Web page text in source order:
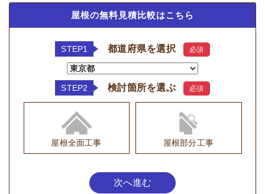
屋根の無料見積比較はこちら
STEP1 都道府県を選択 必須
STEP2 検討箇所を選ぶ 必須
屋根全面工事 屋根部分工事
次へ進む